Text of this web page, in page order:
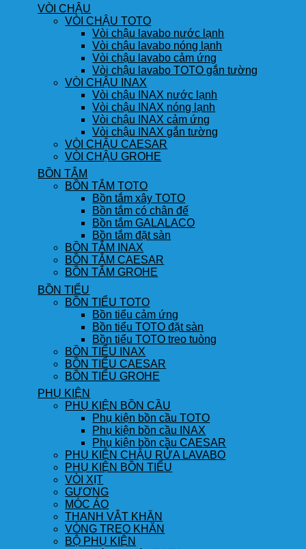
VÒI CHẬU
VÒI CHẬU TOTO
Vòi chậu lavabo nước lạnh
Vòi chậu lavabo nóng lạnh
Vòi chậu lavabo cảm ứng
Vòi chậu lavabo TOTO gắn tường
VÒI CHẬU INAX
Vòi chậu INAX nước lạnh
Vòi chậu INAX nóng lạnh
Vòi chậu INAX cảm ứng
Vòi chậu INAX gắn tường
VÒI CHẬU CAESAR
VÒI CHẬU GROHE
BỒN TẮM
BỒN TẮM TOTO
Bồn tắm xây TOTO
Bồn tắm có chân đế
Bồn tắm GALALACO
Bồn tắm đặt sàn
BỒN TẮM INAX
BỒN TẮM CAESAR
BỒN TẮM GROHE
BỒN TIỂU
BỒN TIỂU TOTO
Bồn tiểu cảm ứng
Bồn tiểu TOTO đặt sàn
Bồn tiểu TOTO treo tuòng
BỒN TIỂU INAX
BỒN TIỂU CAESAR
BỒN TIỂU GROHE
PHỤ KIỆN
PHỤ KIỆN BỒN CẦU
Phụ kiện bồn cầu TOTO
Phụ kiện bồn cầu INAX
Phụ kiện bồn cầu CAESAR
PHỤ KIỆN CHẬU RỬA LAVABO
PHỤ KIỆN BỒN TIỂU
VÒI XỊT
GƯƠNG
MÓC ÁO
THANH VẮT KHĂN
VÒNG TREO KHĂN
BỘ PHỤ KIỆN